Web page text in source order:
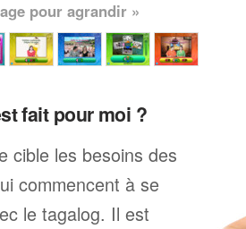
pour agrandir »
fait pour moi ?
cible les besoins des
commencent à se
le tagalog. Il est